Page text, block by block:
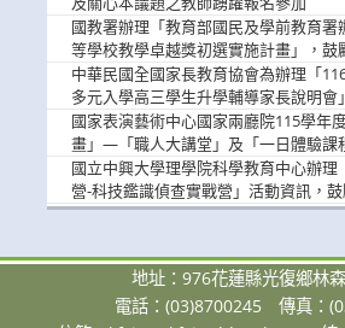
國教署辦理「教育部國民及學前教育署
等學校教學卓越獎初選實施計畫」，鼓
中華民國全國家長教育協會為辦理「
多元入學高三學生升學輔導家長說明會」
國家表演藝術中心國家兩廳院115學年
畫」—「職人大講堂」及「一日體驗課
參與。
國立中興大學理學院科學教育中心辦理
營-科技鑑識偵查實戰營」活動資訊，
加。
地址：976花蓮縣光復鄉林
電話：(03)8700245
傳真：